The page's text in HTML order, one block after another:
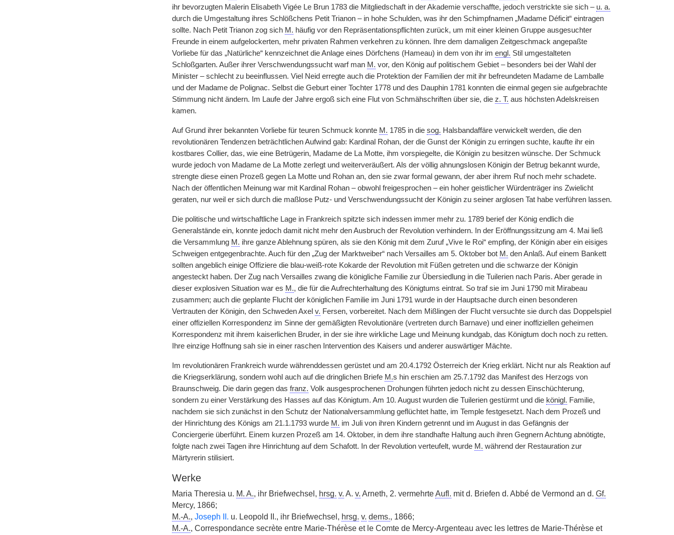
ihr bevorzugten Malerin Elisabeth Vigée Le Brun 1783 die Mitgliedschaft in der Akademie verschaffte, jedoch verstrickte sie sich – u. a.
durch die Umgestaltung ihres Schlößchens Petit Trianon – in hohe Schulden, was ihr den Schimpfnamen „Madame Déficit“ eintragen
sollte. Nach Petit Trianon zog sich M. häufig vor den Repräsentationspflichten zurück, um mit einer kleinen Gruppe ausgesuchter
Freunde in einem aufgelockerten, mehr privaten Rahmen verkehren zu können. Ihre dem damaligen Zeitgeschmack angepaßte
Vorliebe für das „Natürliche“ kennzeichnet die Anlage eines Dörfchens (Hameau) in dem von ihr im engl. Stil umgestalteten
Schloßgarten. Außer ihrer Verschwendungssucht warf man M. vor, den König auf politischem Gebiet – besonders bei der Wahl der
Minister – schlecht zu beeinflussen. Viel Neid erregte auch die Protektion der Familien der mit ihr befreundeten Madame de Lamballe
und der Madame de Polignac. Selbst die Geburt einer Tochter 1778 und des Dauphin 1781 konnten die einmal gegen sie aufgebrachte
Stimmung nicht ändern. Im Laufe der Jahre ergoß sich eine Flut von Schmähschriften über sie, die z. T. aus höchsten Adelskreisen
kamen.
Auf Grund ihrer bekannten Vorliebe für teuren Schmuck konnte M. 1785 in die sog. Halsbandaffäre verwickelt werden, die den
revolutionären Tendenzen beträchtlichen Aufwind gab: Kardinal Rohan, der die Gunst der Königin zu erringen suchte, kaufte ihr ein
kostbares Collier, das, wie eine Betrügerin, Madame de La Motte, ihm vorspiegelte, die Königin zu besitzen wünsche. Der Schmuck
wurde jedoch von Madame de La Motte zerlegt und weiterveräußert. Als der völlig ahnungslosen Königin der Betrug bekannt wurde,
strengte diese einen Prozeß gegen La Motte und Rohan an, den sie zwar formal gewann, der aber ihrem Ruf noch mehr schadete.
Nach der öffentlichen Meinung war mit Kardinal Rohan – obwohl freigesprochen – ein hoher geistlicher Würdenträger ins Zwielicht
geraten, nur weil er sich durch die maßlose Putz- und Verschwendungssucht der Königin zu seiner arglosen Tat habe verführen lassen.
Die politische und wirtschaftliche Lage in Frankreich spitzte sich indessen immer mehr zu. 1789 berief der König endlich die
Generalstände ein, konnte jedoch damit nicht mehr den Ausbruch der Revolution verhindern. In der Eröffnungssitzung am 4. Mai ließ
die Versammlung M. ihre ganze Ablehnung spüren, als sie den König mit dem Zuruf „Vive le Roi“ empfing, der Königin aber ein eisiges
Schweigen entgegenbrachte. Auch für den „Zug der Marktweiber“ nach Versailles am 5. Oktober bot M. den Anlaß. Auf einem Bankett
sollten angeblich einige Offiziere die blau-weiß-rote Kokarde der Revolution mit Füßen getreten und die schwarze der Königin
angesteckt haben. Der Zug nach Versailles zwang die königliche Familie zur Übersiedlung in die Tuilerien nach Paris. Aber gerade in
dieser explosiven Situation war es M., die für die Aufrechterhaltung des Königtums eintrat. So traf sie im Juni 1790 mit Mirabeau
zusammen; auch die geplante Flucht der königlichen Familie im Juni 1791 wurde in der Hauptsache durch einen besonderen
Vertrauten der Königin, den Schweden Axel v. Fersen, vorbereitet. Nach dem Mißlingen der Flucht versuchte sie durch das Doppelspiel
einer offiziellen Korrespondenz im Sinne der gemäßigten Revolutionäre (vertreten durch Barnave) und einer inoffiziellen geheimen
Korrespondenz mit ihrem kaiserlichen Bruder, in der sie ihre wirkliche Lage und Meinung kundgab, das Königtum doch noch zu retten.
Ihre einzige Hoffnung sah sie in einer raschen Intervention des Kaisers und anderer auswärtiger Mächte.
Im revolutionären Frankreich wurde währenddessen gerüstet und am 20.4.1792 Österreich der Krieg erklärt. Nicht nur als Reaktion auf
die Kriegserklärung, sondern wohl auch auf die dringlichen Briefe M.s hin erschien am 25.7.1792 das Manifest des Herzogs von
Braunschweig. Die darin gegen das franz. Volk ausgesprochenen Drohungen führten jedoch nicht zu dessen Einschüchterung,
sondern zu einer Verstärkung des Hasses auf das Königtum. Am 10. August wurden die Tuilerien gestürmt und die königl. Familie,
nachdem sie sich zunächst in den Schutz der Nationalversammlung geflüchtet hatte, im Temple festgesetzt. Nach dem Prozeß und
der Hinrichtung des Königs am 21.1.1793 wurde M. im Juli von ihren Kindern getrennt und im August in das Gefängnis der
Conciergerie überführt. Einem kurzen Prozeß am 14. Oktober, in dem ihre standhafte Haltung auch ihren Gegnern Achtung abnötigte,
folgte nach zwei Tagen ihre Hinrichtung auf dem Schafott. In der Revolution verteufelt, wurde M. während der Restauration zur
Märtyrerin stilisiert.
Werke
Maria Theresia u. M. A., ihr Briefwechsel, hrsg. v. A. v. Arneth, 2. vermehrteAufl. mit d. Briefen d. Abbé de Vermond an d. Gf.
Mercy, 1866;
M.-A., Joseph II. u. Leopold II., ihr Briefwechsel, hrsg. v. dems., 1866;
M.-A., Correspondance secrète entre| Marie-Thérèse et le Comte de Mercy-Argenteau avec les lettres de Marie-Thérèse et